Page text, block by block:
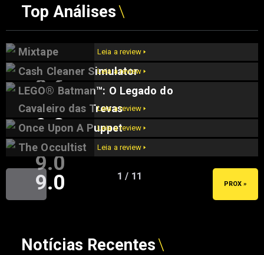
Top Análises
Mixtape
9.6
Leia a review 🢒
Cash Cleaner Simulator
9.5
Leia a review 🢒
LEGO® Batman™: O Legado do
Cavaleiro das Trevas
9.2
Leia a review 🢒
Once Upon A Puppet
9.0
Leia a review 🢒
The Occultist
9.0
Leia a review 🢒
1 / 11
PROX »
Notícias Recentes